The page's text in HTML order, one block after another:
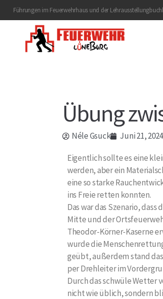
Führungen im Feuerwehrhaus und der Lehrausstellung
Übung
Néle Gsuck Juni 21, 2024
Eigentlich sollte es eine
werden, aber ein
eine so starke
ins Freie retten konnten.
Das war das Szenario,
Mitte und der
Theodor-Körner-Kaserne
wurde die
geübt, außerdem stand
per Drehleiter im
Durch das schwüle
nicht wie üblich, sondern